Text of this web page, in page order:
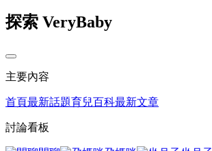
探索 VeryBaby
主要內容
首頁最新話題育兒百科最新文章
討論看板